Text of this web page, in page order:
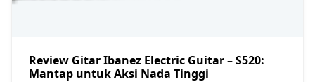
Review Gitar Ibanez Electric Guitar – S520:
Mantap untuk Aksi Nada Tinggi